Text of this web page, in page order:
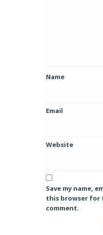
Name
Email
Website
Save my name,
this browser for
comment.